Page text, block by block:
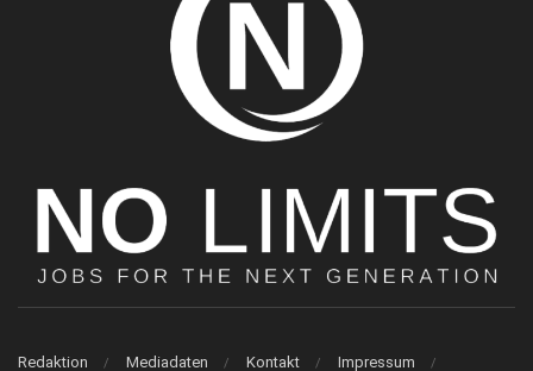
Redaktion Mediadaten Kontakt Impressum